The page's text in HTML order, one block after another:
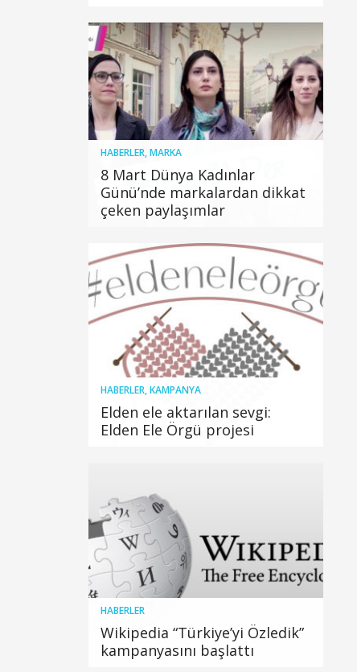
HABERLER,MARKA
8 Mart Dünya Kadınlar
Günü’nde markalardan dikkat
çeken paylaşımlar
HABERLER,KAMPANYA
Elden ele aktarılan sevgi:
Elden Ele Örgü projesi
HABERLER
Wikipedia “Türkiye’yi Özledik”
kampanyasını başlattı